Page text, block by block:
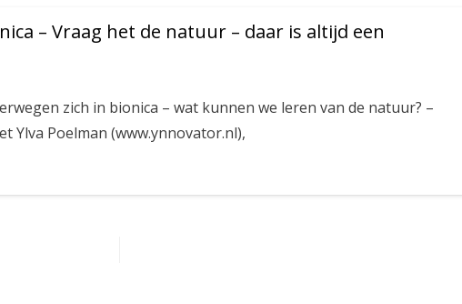
– Vraag het de natuur – daar is altijd een
zich in bionica – wat kunnen we leren van de natuur? –
Ylva Poelman (www.ynnovator.nl),